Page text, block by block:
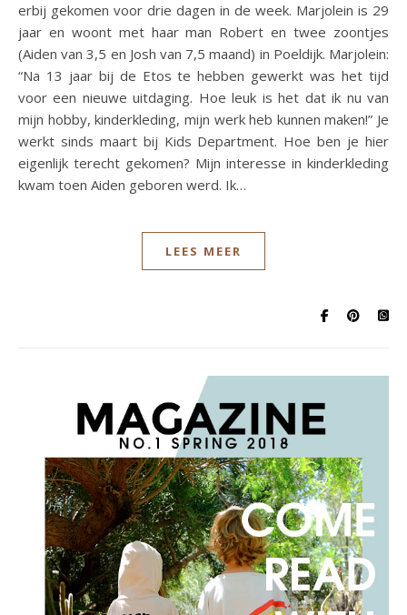
erbij gekomen voor drie dagen in de week. Marjolein is 29
jaar en woont met haar man Robert en twee zoontjes
(Aiden van 3,5 en Josh van 7,5 maand) in Poeldijk. Marjolein:
“Na 13 jaar bij de Etos te hebben gewerkt was het tijd
voor een nieuwe uitdaging. Hoe leuk is het dat ik nu van
mijn hobby, kinderkleding, mijn werk heb kunnen maken!” Je
werkt sinds maart bij Kids Department. Hoe ben je hier
eigenlijk terecht gekomen? Mijn interesse in kinderkleding
kwam toen Aiden geboren werd. Ik…
LEES MEER